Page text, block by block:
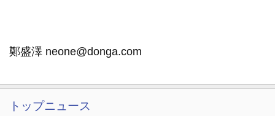
鄭盛澤 neone@donga.com
トップニュース